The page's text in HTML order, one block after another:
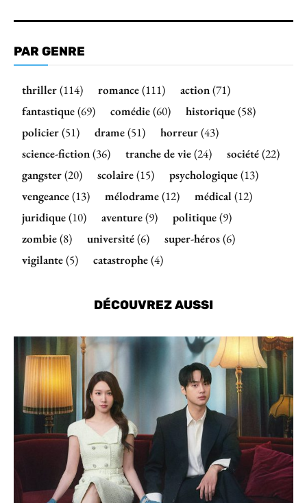
PAR GENRE
thriller(114) romance(111) action(71)
fantastique(69) comédie(60) historique(58)
policier(51) drame(51) horreur(43)
science-fiction(36) tranche de vie(24) société(22)
gangster(20) scolaire(15) psychologique(13)
vengeance(13) mélodrame(12) médical(12)
juridique(10) aventure(9) politique(9)
zombie(8) université(6) super-héros(6)
vigilante(5) catastrophe(4)
DÉCOUVREZ AUSSI